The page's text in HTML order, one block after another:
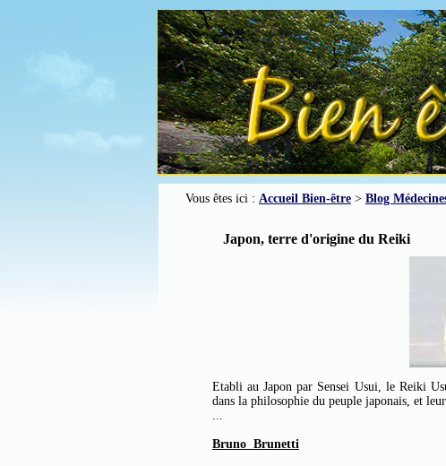
Vous êtes ici : Accueil Bien-être > Blog
Japon, terre d'origine du Reiki
Etabli au Japon par Sensei Usui, le Reiki
dans la philosophie du peuple japonais, et
...
Bruno Brunetti